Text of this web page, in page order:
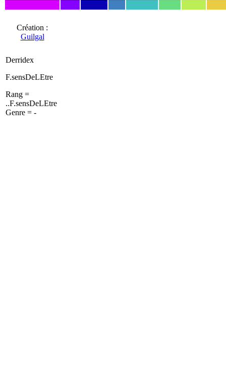
Création :
Guilgal
Derridex
F.sensDeLEtre
Rang =
..F.sensDeLEtre
Genre = -